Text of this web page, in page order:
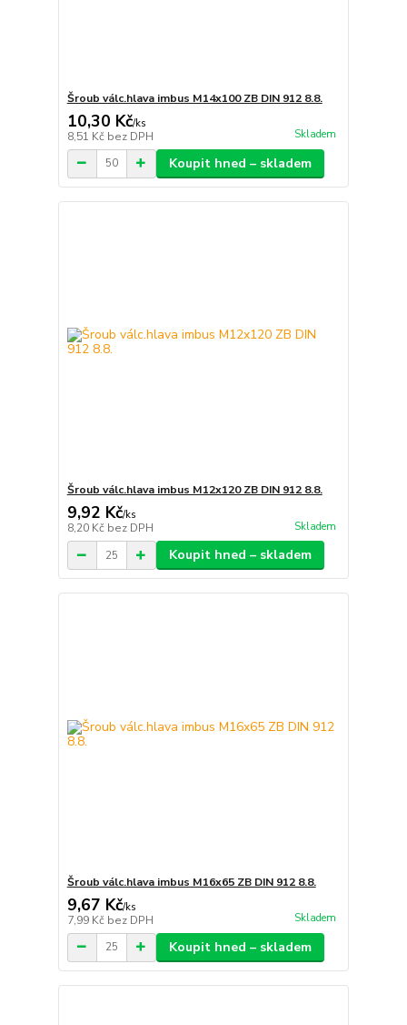
Šroub válc.hlava imbus M14x100 ZB DIN 912 8.8.
10,30 Kč/ks
8,51 Kč bez DPH Skladem
Koupit hned – skladem
Šroub válc.hlava imbus M12x120 ZB DIN 912 8.8.
9,92 Kč/ks
8,20 Kč bez DPH Skladem
Koupit hned – skladem
Šroub válc.hlava imbus M16x65 ZB DIN 912 8.8.
9,67 Kč/ks
7,99 Kč bez DPH Skladem
Koupit hned – skladem